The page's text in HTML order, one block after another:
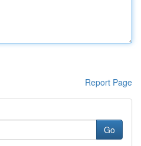
Report Page
Go